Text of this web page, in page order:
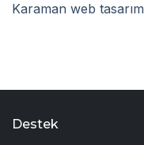
Karaman web tasarım
Destek